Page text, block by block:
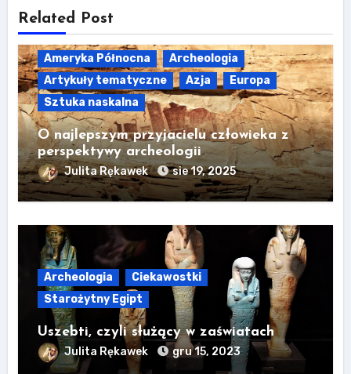
Related Post
Ameryka Północna
Archeologia
Artykuły tematyczne
Azja
Europa
Sztuka naskalna
O najlepszym przyjacielu człowieka z
perspektywy archeologii
Julita Rękawek sie 19, 2025
Archeologia
Ciekawostki
Starożytny Egipt
Uszebti, czyli służący w zaświatach
Julita Rękawek gru 15, 2023